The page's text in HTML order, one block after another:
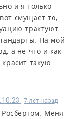
и я только
смущает то,
трактуют
На мой
а не что и как
такую
7 лет назад
Меня